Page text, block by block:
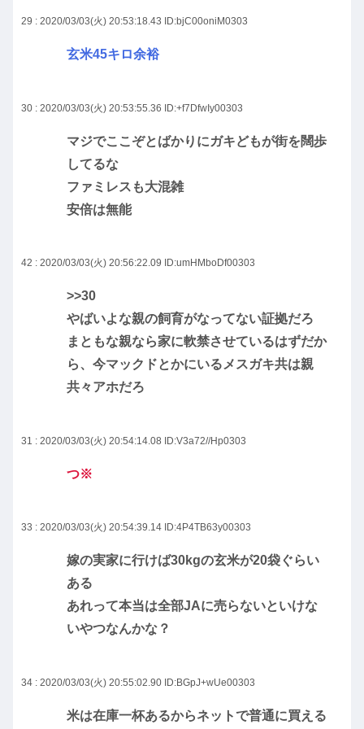
29 : 2020/03/03(火) 20:53:18.43 ID:bjC00oniM0303
玄米45キロ余裕
30 : 2020/03/03(火) 20:53:55.36 ID:+f7DfwIy00303
マジでここぞとばかりにガキどもが街を闊歩
してるな
ファミレスも大混雑
安倍は無能
42 : 2020/03/03(火) 20:56:22.09 ID:umHMboDf00303
>>30
やばいよな親の飼育がなってない証拠だろ
まともな親なら家に軟禁させているはずだか
ら、今マックドとかにいるメスガキ共は親
共々アホだろ
31 : 2020/03/03(火) 20:54:14.08 ID:V3a72//Hp0303
つ※
33 : 2020/03/03(火) 20:54:39.14 ID:4P4TB63y00303
嫁の実家に行けば30kgの玄米が20袋ぐらい
ある
あれって本当は全部JAに売らないといけな
いやつなんかな？
34 : 2020/03/03(火) 20:55:02.90 ID:BGpJ+wUe00303
米は在庫一杯あるからネットで普通に買える